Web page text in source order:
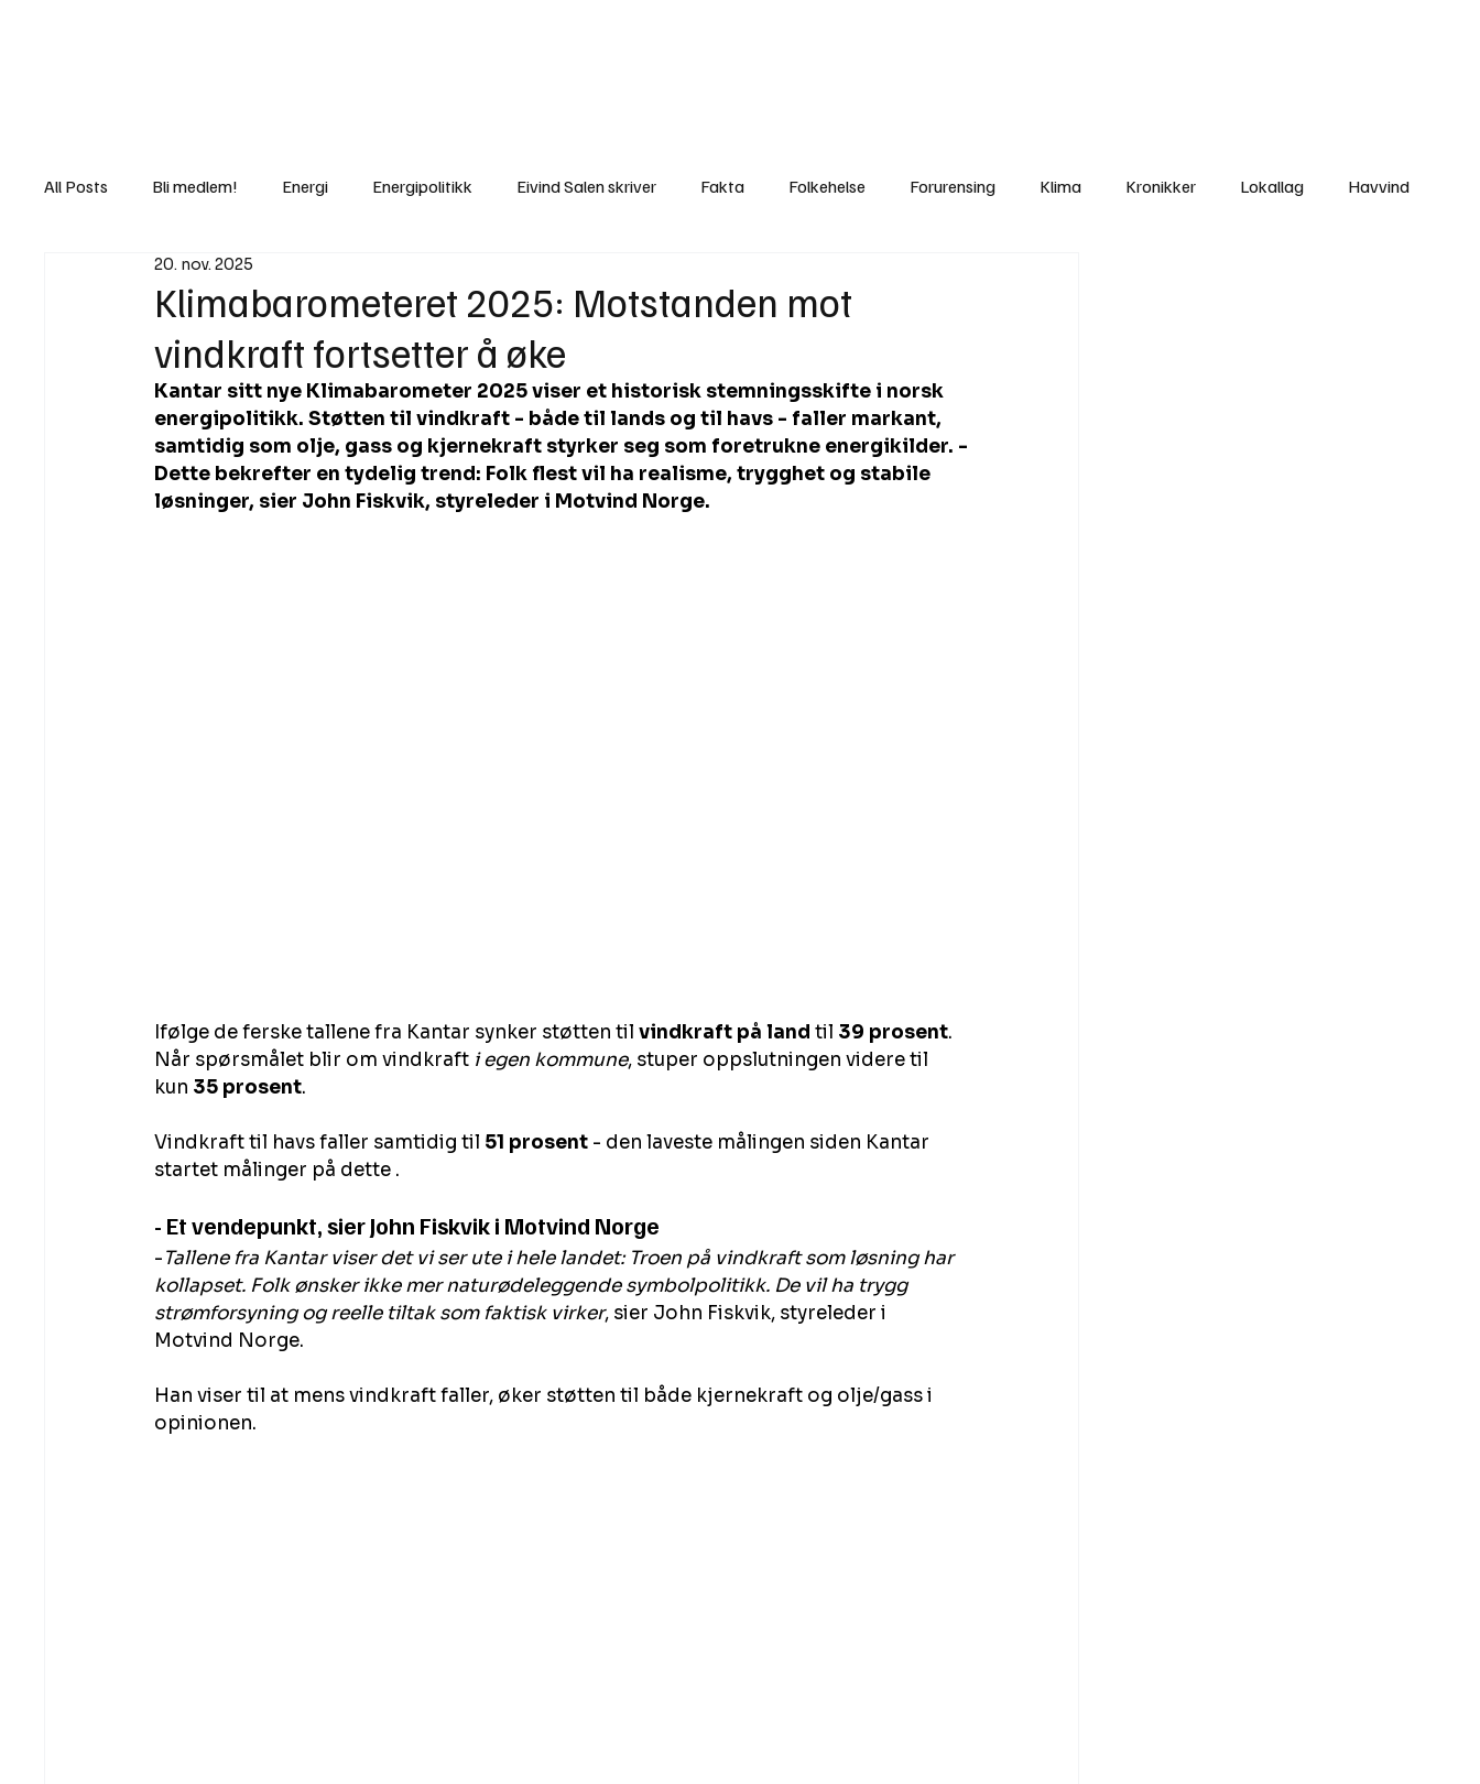
All Posts Bli medlem! Energi Energipolitikk Eivind Salen skriver Fakta Folkehelse Forurensing Klima Kronikker Lokallag Havvind
Lov og rett Lovbrudd
Rettslige skritt i Klartekst Ukens innlegg Utvalgte artikler
Klimabarometeret 2025: Motstanden mot
vindkraft fortsetter å øke
20. nov. 2025
Kantar sitt nye Klimabarometer 2025 viser et historisk stemningsskifte i norsk
energipolitikk. Støtten til vindkraft - både til lands og til havs - faller markant,
samtidig som olje, gass og kjernekraft styrker seg som foretrukne energikilder. -
Dette bekrefter en tydelig trend: Folk flest vil ha realisme, trygghet og stabile
løsninger, sier John Fiskvik, styreleder i Motvind Norge.
Ifølge de ferske tallene fra Kantar synker støtten til vindkraft på land til 39 prosent.
Når spørsmålet blir om vindkraft i egen kommune, stuper oppslutningen videre til
kun 35 prosent.
Vindkraft til havs faller samtidig til 51 prosent - den laveste målingen siden Kantar
startet målinger på dette .
- Et vendepunkt, sier John Fiskvik i Motvind Norge
-Tallene fra Kantar viser det vi ser ute i hele landet: Troen på vindkraft som løsning har
kollapset. Folk ønsker ikke mer naturødeleggende symbolpolitikk. De vil ha trygg
strømforsyning og reelle tiltak som faktisk virker, sier John Fiskvik, styreleder i
Motvind Norge.
Han viser til at mens vindkraft faller, øker støtten til både kjernekraft og olje/gass i
opinionen.